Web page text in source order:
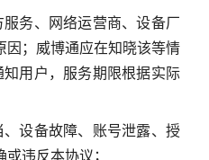
服务、网络运营商、设备厂
因；威博通应在知晓该等情
用户，服务期限根据实际
、设备故障、账号泄露、授
违反本协议；